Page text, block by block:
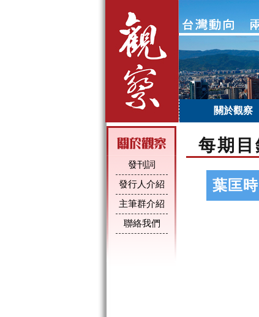
關於觀察
發刊詞
發行人介紹
主筆群介紹
聯絡我們
每期
葉匡